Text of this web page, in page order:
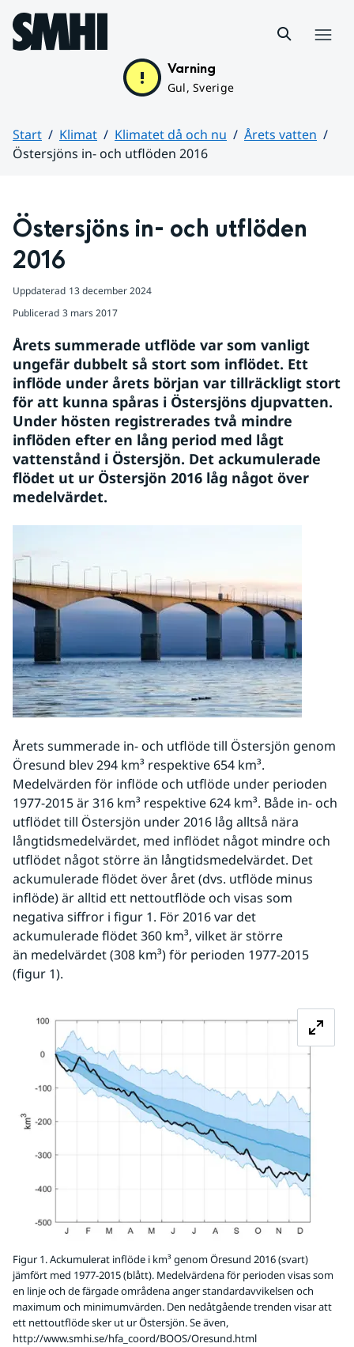
Hoppa till sidans innehåll
Varning
Gul, Sverige
Start Klimat Klimatet då och nu
Årets vatten
Östersjöns in- och utflöden 2016
Östersjöns in- och utflöden
2016
Uppdaterad 13 december 2024
Publicerad 3 mars 2017
Årets summerade utflöde var som vanligt
ungefär dubbelt så stort som inflödet. Ett
inflöde under årets början var tillräckligt stort
för att kunna spåras i Östersjöns djupvatten.
Under hösten registrerades två mindre
inflöden efter en lång period med lågt
vattenstånd i Östersjön. Det ackumulerade
flödet ut ur Östersjön 2016 låg något över
medelvärdet.
Årets summerade in- och utflöde till Östersjön genom
Öresund blev 294 km³ respektive 654 km³.
Medelvärden för inflöde och utflöde under perioden
1977-2015 är 316 km³ respektive 624 km³. Både in- och
utflödet till Östersjön under 2016 låg alltså nära
långtidsmedelvärdet, med inflödet något mindre och
utflödet något större än långtidsmedelvärdet. Det
ackumulerade flödet över året (dvs. utflöde minus
inflöde) är alltid ett nettoutflöde och visas som
negativa siffror i figur 1. För 2016 var det
ackumulerade flödet 360 km³, vilket är större
än medelvärdet (308 km³) för perioden 1977-2015
(figur 1).
Figur 1. Ackumulerat inflöde i km³ genom Öresund 2016 (svart)
jämfört med 1977-2015 (blått). Medelvärdena för perioden visas som
en linje och de färgade områdena anger standardavvikelsen och
maximum och minimumvärden. Den nedåtgående trenden visar att
ett nettoutflöde sker ut ur Östersjön. Se även,
http://www.smhi.se/hfa_coord/BOOS/Oresund.html